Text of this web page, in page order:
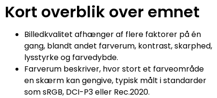
Kort overblik over emnet
Billedkvalitet afhænger af flere faktorer på én
gang, blandt andet farverum, kontrast, skarphed,
lysstyrke og farvedybde.
Farverum beskriver, hvor stort et farveområde
en skærm kan gengive, typisk målt i standarder
som sRGB, DCI-P3 eller Rec.2020.